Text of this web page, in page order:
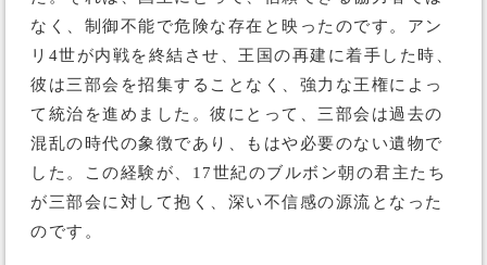
なく、制御不能で危険な存在と映ったのです。アン
リ4世が内戦を終結させ、王国の再建に着手した時、
彼は三部会を招集することなく、強力な王権によっ
て統治を進めました。彼にとって、三部会は過去の
混乱の時代の象徴であり、もはや必要のない遺物で
した。この経験が、17世紀のブルボン朝の君主たち
が三部会に対して抱く、深い不信感の源流となった
のです。